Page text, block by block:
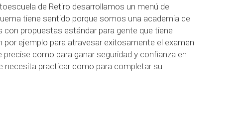
de Retiro desarrollamos un menú de
tiene sentido porque somos una academia de
propuestas estándar para gente que tiene
ejemplo para atravesar exitosamente el examen
como para ganar seguridad y confianza en
necesita practicar como para completar su